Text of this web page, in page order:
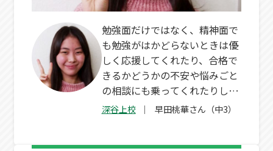
勉強面だけではなく、精神面で
も勉強がはかどらないときは優
しく応援してくれたり、合格で
きるかどうかの不安や悩みごと
の相談にも乗ってくれたりしま
した。
深谷上校 早田桃華さん（中3）